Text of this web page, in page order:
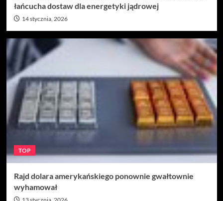
łańcucha dostaw dla energetyki jądrowej
14 stycznia, 2026
TOP
Rajd dolara amerykańskiego ponownie gwałtownie
wyhamował